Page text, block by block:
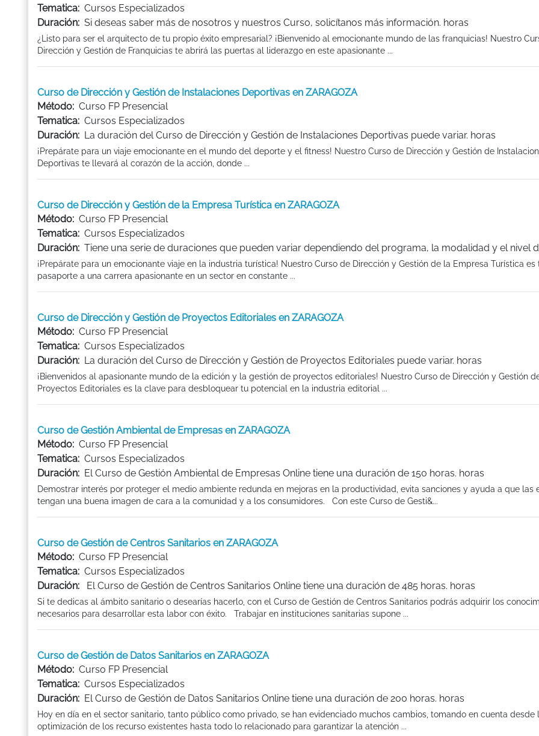
Tematica: Cursos Especializados
Duración: Si deseas saber más de nosotros y nuestros Curso, solicítanos más información. horas
¿Listo para ser el arquitecto de tu propio éxito empresarial? ¡Bienvenido al emocionante mundo de las franquicias! Nuestro
Dirección y Gestión de Franquicias te abrirá las puertas al liderazgo en este apasionante ...
Curso de Dirección y Gestión de Instalaciones Deportivas en ZARAGOZA
Método: Curso FP Presencial
Tematica: Cursos Especializados
Duración: La duración del Curso de Dirección y Gestión de Instalaciones Deportivas puede variar. horas
¡Prepárate para un viaje emocionante en el mundo del deporte y el fitness! Nuestro Curso de Dirección y Gestión de
Deportivas te llevará al corazón de la acción, donde ...
Curso de Dirección y Gestión de la Empresa Turística en ZARAGOZA
Método: Curso FP Presencial
Tematica: Cursos Especializados
Duración: Tiene una serie de duraciones que pueden variar dependiendo del programa, la modalidad y el nivel
¡Prepárate para un emocionante viaje en la industria turística! Nuestro Curso de Dirección y Gestión de la Empresa Turística es
pasaporte a una carrera apasionante en un sector en constante ...
Curso de Dirección y Gestión de Proyectos Editoriales en ZARAGOZA
Método: Curso FP Presencial
Tematica: Cursos Especializados
Duración: La duración del Curso de Dirección y Gestión de Proyectos Editoriales puede variar. horas
¡Bienvenidos al apasionante mundo de la edición y la gestión de proyectos editoriales! Nuestro Curso de Dirección y Gestión
Proyectos Editoriales es la clave para desbloquear tu potencial en la industria editorial ...
Curso de Gestión Ambiental de Empresas en ZARAGOZA
Método: Curso FP Presencial
Tematica: Cursos Especializados
Duración: El Curso de Gestión Ambiental de Empresas Online tiene una duración de 150 horas. horas
Demostrar interés por proteger el medio ambiente redunda en mejoras en la productividad, evita sanciones y ayuda a que las
tengan una buena imagen de cara a la comunidad y a los consumidores. Con este Curso de Gesti&...
Curso de Gestión de Centros Sanitarios en ZARAGOZA
Método: Curso FP Presencial
Tematica: Cursos Especializados
Duración:
El Curso de Gestión de Centros Sanitarios Online tiene una duración de 485 horas. horas
Si te dedicas al ámbito sanitario o desearías hacerlo, con el Curso de Gestión de Centros Sanitarios podrás adquirir los
necesarios para desarrollar esta labor con éxito. Trabajar en instituciones sanitarias supone ...
Curso de Gestión de Datos Sanitarios en ZARAGOZA
Método: Curso FP Presencial
Tematica: Cursos Especializados
Duración: El Curso de Gestión de Datos Sanitarios Online tiene una duración de 200 horas. horas
Hoy en día en el sector sanitario, tanto público como privado, se han evidenciado muchos cambios, tomando en cuenta desde
optimización de los recurso existentes hasta todo lo relacionado para garantizar la atención ...